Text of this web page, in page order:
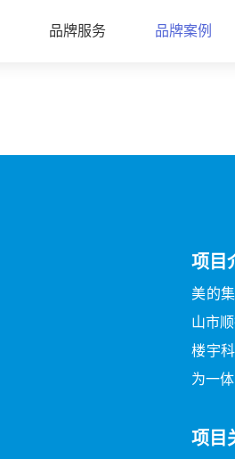
品牌服务 品牌案例
项目
美的
山市
楼宇
为一
项目